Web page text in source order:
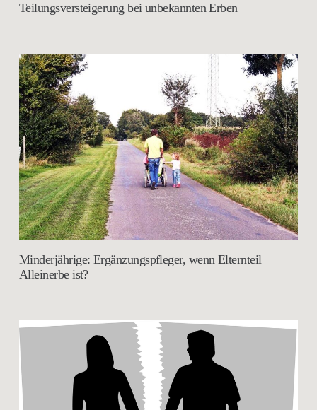
Teilungsversteigerung bei unbekannten Erben
Minderjährige: Ergänzungspfleger, wenn Elternteil
Alleinerbe ist?